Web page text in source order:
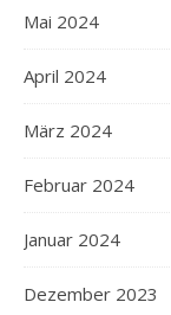
Mai 2024
April 2024
März 2024
Februar 2024
Januar 2024
Dezember 2023